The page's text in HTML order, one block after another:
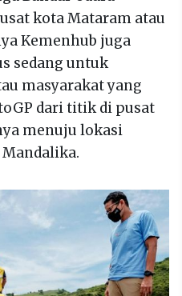
kota Mataram atau
Kemenhub juga
sedang untuk
masyarakat yang
dari titik di pusat
menuju lokasi